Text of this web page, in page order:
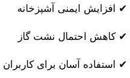
✔ افزایش ایمنی آشپزخانه
✔ کاهش احتمال نشت گاز
✔ استفاده آسان برای کاربران